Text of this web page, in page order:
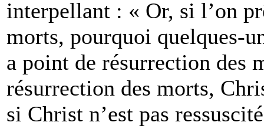
interpellant : « Or, si l’on
morts, pourquoi quelques-
a point de résurrection des
résurrection des morts,
si Christ n’est pas